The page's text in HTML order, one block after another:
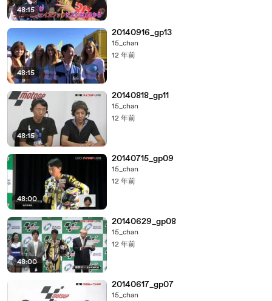
48:15
48:15
20140916_gp13
15_chan
12 年前
48:15
20140818_gp11
15_chan
12 年前
48:00
20140715_gp09
15_chan
12 年前
48:00
20140629_gp08
15_chan
12 年前
20140617_gp07
15_chan